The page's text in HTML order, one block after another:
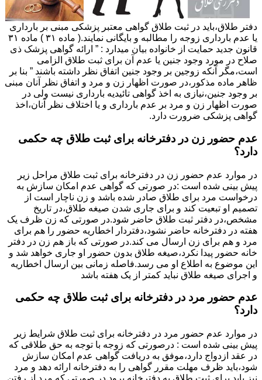
دفتر طلاق،باید در ثبت طلاق گواهی معتبر پزشکی مبنی بر بارداری
یا عدم بارداری زوجه را مطالبه و بایگانی نمایند.( ماده ۳۱ ) ماده ۳۱
قانون جدید حمایت از خانواده بیان میدارد : ” ارائه گواهی پزشک ذی
صلاح در مورد وجود جنین یا عدم آن برای ثبت طلاق الزامی
است،مگر آنکه زوجین بر وجود جنین اتفاق نظر داشته باشند ” بنا بر
ظاهر ماده مذکور،در صورت اظهار زن و مرد و اتفاق نظر آنان مبنی
بر وجود جنین،نیازی به اخذ گواهی تائیدیه بارداری نیست ولی در
صورت اظهار زن و مرد بر عدم بارداری و یا اختلاف نظر آنان،اخذ
گواهی پزشکی ضرورت دارد.
عدم حضور زن در دفترخانه برای ثبت طلاق چه حکمی
دارد؟
در موارد عدم حضور زن در دفترخانه برای ثبت طلاق مراحل زیر
پیش بینی شده است :در صورتی که گواهی عدم امکان سازش به
درخواست مرد برای طلاق صادر شده باشد و زن ناچار است از
تصمیم او تبعیت کند و برای جاری شدن صیغه طلاق،در تاریخ
مشخص،در دفتر ثبت طلاق حاضر شود.در صورتی که زن ظرف یک
هفته در دفترخانه حاضر نشود،دفتردار اخطاریه حضور را هم برای
مرد و هم برای زن ارسال می کند.در صورتی که باز هم زن در دفتر
خانه حضور پیدا نکرد،صیغه طلاق بدون حضور او جاری خواهد شد و
این موضوع به اطلاع او می رسد.فاصله زمانی بین ارسال اخطاریه
و اجرای صیغه طلاق نباید کمتر از یک هفته باشد
عدم حضور مرد در دفترخانه برای ثبت طلاق چه حکمی
دارد؟
در موارد عدم حضور مرد در دفترخانه برای ثبت طلاق شرایط زیر
پیش بینی شده است : درصورتی که زوجه با توجه به حق طلاقی که
در عقد ازدواج دارد،موفق به دریافت گواهی عدم امکان سازش
شود،باید ظرف مهلت مقرر گواهی را به دفترخانه ارائه دهد و مرد
نیز باید برای ثبت طلاق به دفترخانه برود.در صورتی که مرد از رفتن